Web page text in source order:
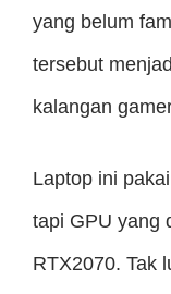
yang belum
tersebut
kalangan
Laptop ini
tapi GPU yang
RTX2070. Tak